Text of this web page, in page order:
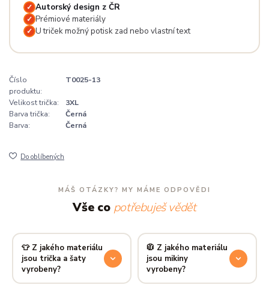
✓ Autorský design z ČR
✓ Prémiové materiály
✓ U triček možný potisk zad nebo vlastní text
Číslo
produktu:
T0025-13
Velikost trička:
3XL
Barva trička:
Černá
Barva:
Černá
Do oblíbených
MÁŠ OTÁZKY? MY MÁME ODPOVĚDI
Vše co potřebuješ vědět
👕 Z jakého materiálu
jsou trička a šaty
vyrobeny?
🧥 Z jakého materiálu
jsou mikiny
vyrobeny?